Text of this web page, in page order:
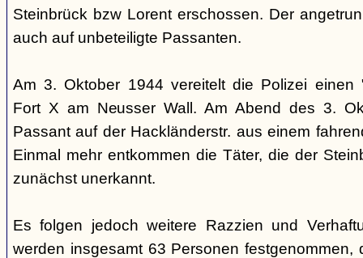
Steinbrück bzw Lorent erschossen. Der
auch auf unbeteiligte Passanten.
Am 3. Oktober 1944 vereitelt die Polizei einen
Fort X am Neusser Wall. Am Abend des 3.
Passant auf der Hackländerstr. aus einem
Einmal mehr entkommen die Täter, die der
zunächst unerkannt.
Es folgen jedoch weitere Razzien und
werden insgesamt 63 Personen festgenommen,